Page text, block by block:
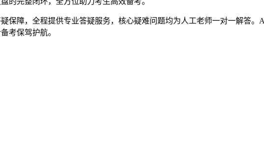
保障，全程提供专业答疑服务，核心疑难问题均为人工老师一对一解答
考保驾护航。